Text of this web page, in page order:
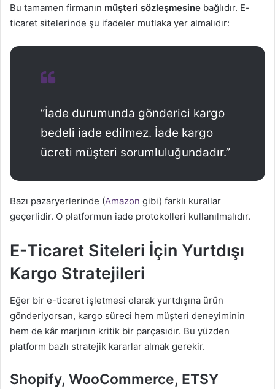
Bu tamamen firmanın müşteri sözleşmesine bağlıdır. E-
ticaret sitelerinde şu ifadeler mutlaka yer almalıdır:
“İade durumunda gönderici kargo
bedeli iade edilmez. İade kargo
ücreti müşteri sorumluluğundadır.”
Bazı pazaryerlerinde (Amazon gibi) farklı kurallar
geçerlidir. O platformun iade protokolleri kullanılmalıdır.
E-Ticaret Siteleri İçin Yurtdışı
Kargo Stratejileri
Eğer bir e-ticaret işletmesi olarak yurtdışına ürün
gönderiyorsan, kargo süreci hem müşteri deneyiminin
hem de kâr marjının kritik bir parçasıdır. Bu yüzden
platform bazlı stratejik kararlar almak gerekir.
Shopify, WooCommerce, ETSY